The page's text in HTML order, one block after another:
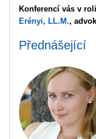
Konferencí vás v
Erényi, LL.M.,
Přednášející